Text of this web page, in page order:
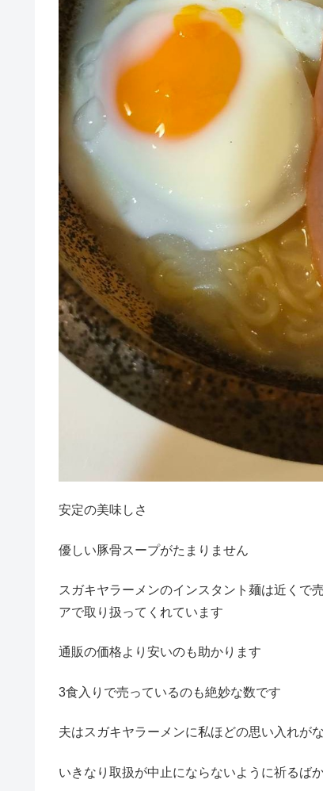
安定の美味しさ
優しい豚骨スープがたまりません
スガキヤラーメンのインスタント麺は近くで
アで取り扱ってくれています
通販の価格より安いのも助かります
3食入りで売っているのも絶妙な数です
夫はスガキヤラーメンに私ほどの思い入れが
いきなり取扱が中止にならないように祈るば